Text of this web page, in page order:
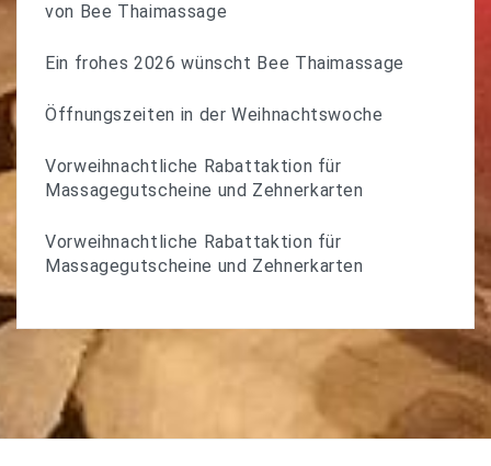
von Bee Thaimassage
Ein frohes 2026 wünscht Bee Thaimassage
Öffnungszeiten in der Weihnachtswoche
Vorweihnachtliche Rabattaktion für
Massagegutscheine und Zehnerkarten
Vorweihnachtliche Rabattaktion für
Massagegutscheine und Zehnerkarten